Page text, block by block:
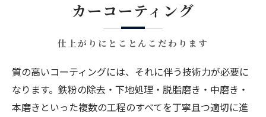
仕上がりにとことんこだわります
カーコーティング
質の高いコーティングには、それに伴う技術力が必要に
なります。鉄粉の除去・下地処理・脱脂磨き・中磨き・
本磨きといった複数の工程のすべてを丁寧且つ適切に進